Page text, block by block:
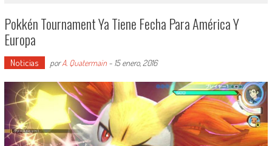
Pokkén Tournament Ya Tiene Fecha Para América Y
Europa
Noticias porA. Quatermain- 15 enero, 2016